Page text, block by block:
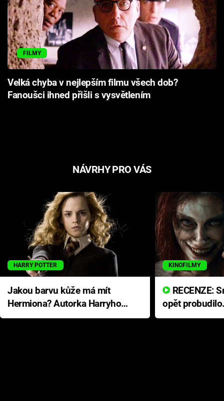
Přihlášení
Sledujte nás
FILMY
Velká chyba v nejlepším filmu všech dob?
Fanoušci ihned přišli s vysvětlením
NÁVRHY PRO VÁS
HARRY POTTER
Jakou barvu kůže má mít
Hermiona? Autorka Harryho
Pottera přišla s ráznou
KINOFILMY
opět
přichází s